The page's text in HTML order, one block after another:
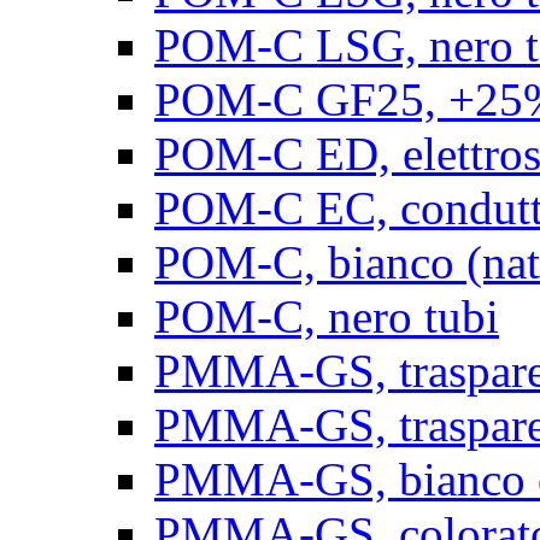
POM-C LSG, nero
POM-C GF25,
POM-C ED,
POM-C EC,
POM-C, bianco
POM-C, nero tubi
PMMA-GS,
PMMA-GS,
PMMA-GS, bianco